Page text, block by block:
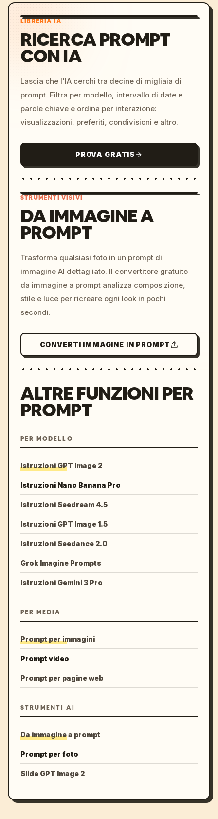
LIBRERIA IA
RICERCA PROMPT
CON IA
Lascia che l'IA cerchi tra decine di migliaia di
prompt. Filtra per modello, intervallo di date e
parole chiave e ordina per interazione:
visualizzazioni, preferiti, condivisioni e altro.
PROVA GRATIS
colors, 8k --v 6.0
STRUMENTI VISIVI
DA IMMAGINE A
PROMPT
Trasforma qualsiasi foto in un prompt di
immagine AI dettagliato. Il convertitore gratuito
da immagine a prompt analizza composizione,
stile e luce per ricreare ogni look in pochi
secondi.
CONVERTI IMMAGINE IN PROMPT
ALTRE FUNZIONI PER
PROMPT
PER MODELLO
Istruzioni GPT Image 2
Istruzioni Nano Banana Pro
Istruzioni Seedream 4.5
Istruzioni GPT Image 1.5
Istruzioni Seedance 2.0
Grok Imagine Prompts
Istruzioni Gemini 3 Pro
PER MEDIA
Prompt per immagini
Prompt video
Prompt per pagine web
STRUMENTI AI
Da immagine a prompt
Prompt per foto
Slide GPT Image 2